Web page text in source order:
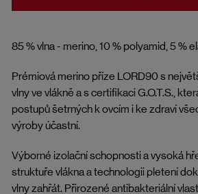
85 % vlna - merino, 10 % polyamid, 5 %
Prémiová merino příze LORD90 s
vlny ve vlákně a s certifikaci G.O.T.S.,
postupů šetrných k ovcím i ke zdraví
výroby účastní.
Výborné izolační schopnosti a vysoká
struktuře vlákna a technologii pletení
vlny zahřát. Přirozené antibakteriální